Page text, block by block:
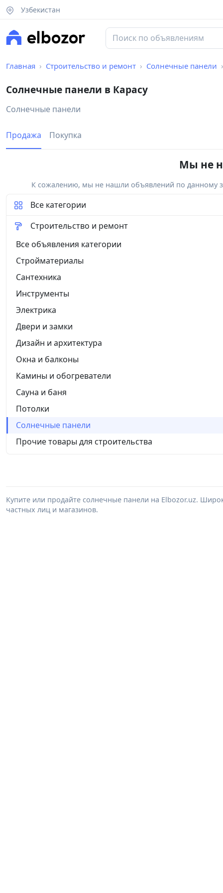
Узбекистан
Главная Строительство и ремонт Солнечные панели
Солнечные панели в Карасу
Солнечные панели
Продажа Покупка
Мы не
К сожалению, мы не нашли объявлений по данному
Все категории
Строительство и ремонт
Все объявления категории
Стройматериалы
Сантехника
Инструменты
Электрика
Двери и замки
Дизайн и архитектура
Окна и балконы
Камины и обогреватели
Сауна и баня
Потолки
Солнечные панели
Прочие товары для строительства
Купите или продайте солнечные панели на Elbozor.uz.
частных лиц и магазинов.